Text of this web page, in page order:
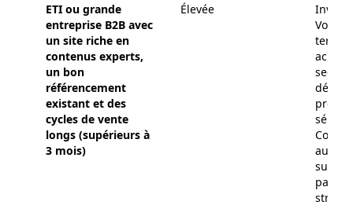
ETI ou grande
entreprise B2Bavec
un site riche en
contenus experts,
un bon
référencement
existant et des
cycles de vente
longs (supérieurs à
3 mois)
Élevée
Vos
déjà
audit
sur
pages